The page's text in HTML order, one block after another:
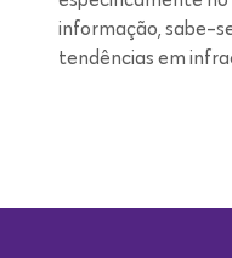
informação, sabe-
tendências em